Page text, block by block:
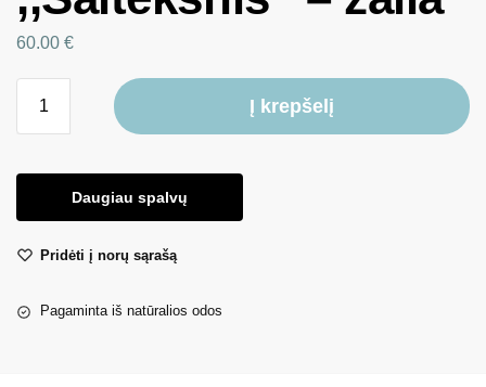
60.00 €
Į krepšelį
Daugiau spalvų
Pridėti į norų sąrašą
Pagaminta iš natūralios odos